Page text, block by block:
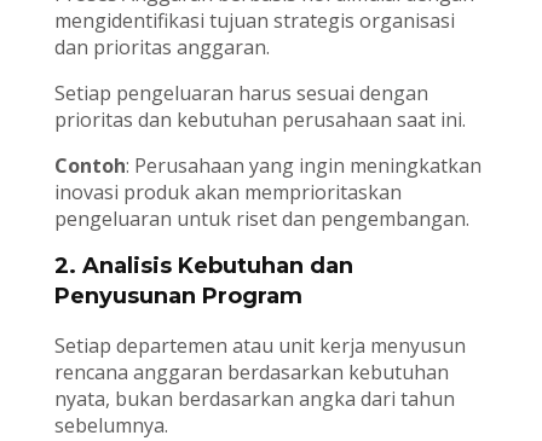
mengidentifikasi tujuan strategis organisasi
dan prioritas anggaran.
Setiap pengeluaran harus sesuai dengan
prioritas dan kebutuhan perusahaan saat ini.
Contoh: Perusahaan yang ingin meningkatkan
inovasi produk akan memprioritaskan
pengeluaran untuk riset dan pengembangan.
2. Analisis Kebutuhan dan
Penyusunan Program
Setiap departemen atau unit kerja menyusun
rencana anggaran berdasarkan kebutuhan
nyata, bukan berdasarkan angka dari tahun
sebelumnya.